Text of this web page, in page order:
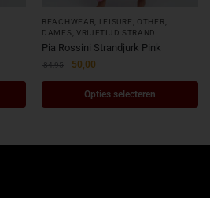
BEACHWEAR, LEISURE, OTHER
DAMES
VRIJETIJD STRAND
Pia Rossini Strandjurk Pink
84,95 50,00
Opties selecteren